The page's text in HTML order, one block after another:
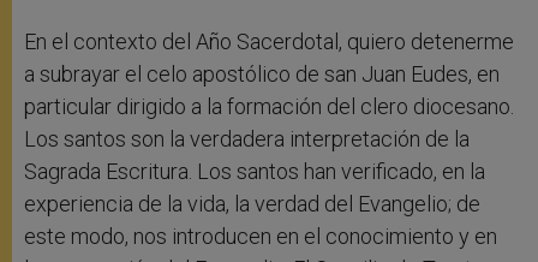
En el contexto del Año Sacerdotal, quiero detenerme
a subrayar el celo apostólico de san Juan Eudes, en
particular dirigido a la formación del clero diocesano.
Los santos son la verdadera interpretación de la
Sagrada Escritura. Los santos han verificado, en la
experiencia de la vida, la verdad del Evangelio; de
este modo, nos introducen en el conocimiento y en